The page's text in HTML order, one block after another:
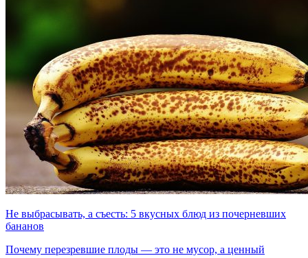
Не выбрасывать, а съесть: 5 вкусных блюд из почерневших
бананов
Почему перезревшие плоды — это не мусор, а ценный